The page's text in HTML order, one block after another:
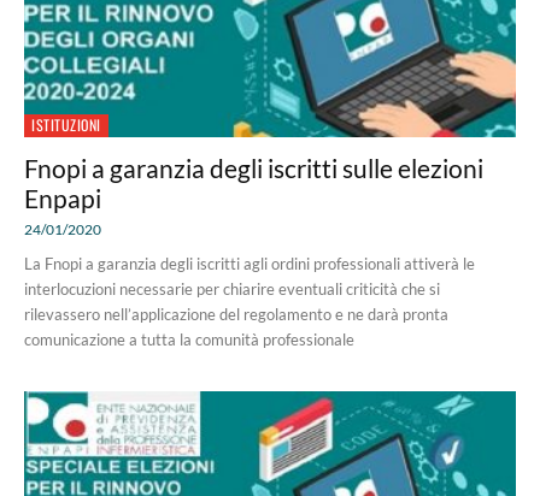
ISTITUZIONI
Fnopi a garanzia degli iscritti sulle elezioni
Enpapi
24/01/2020
La Fnopi a garanzia degli iscritti agli ordini professionali attiverà le
interlocuzioni necessarie per chiarire eventuali criticità che si
rilevassero nell’applicazione del regolamento e ne darà pronta
comunicazione a tutta la comunità professionale